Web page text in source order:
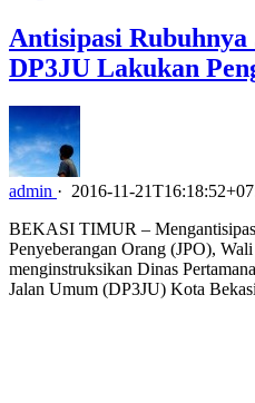
Antisipasi
DP3JU Lakukan
admin · 2016-11-
BEKASI TIMUR –
Penyeberangan Orang (JPO),
menginstruksikan Dinas
Jalan Umum (DP3JU) Kota